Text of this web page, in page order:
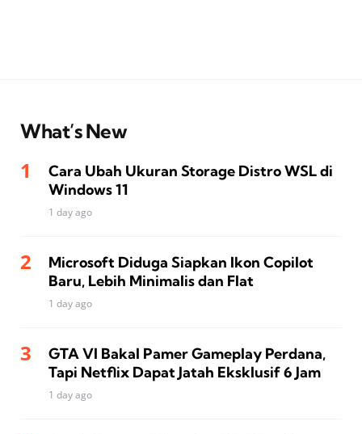
What’s New
Cara Ubah Ukuran Storage Distro WSL di
Windows 11
1 day ago
Microsoft Diduga Siapkan Ikon Copilot
Baru, Lebih Minimalis dan Flat
1 day ago
GTA VI Bakal Pamer Gameplay Perdana,
Tapi Netflix Dapat Jatah Eksklusif 6 Jam
1 day ago